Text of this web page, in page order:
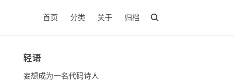
首页 分类 关于 归档
轻语
妄想成为一名代码诗人